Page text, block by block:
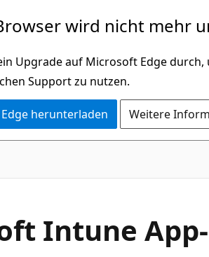
wird nicht mehr
Upgrade auf Microsoft Edge
Support zu nutzen.
herunterladen Weitere
Intune App-